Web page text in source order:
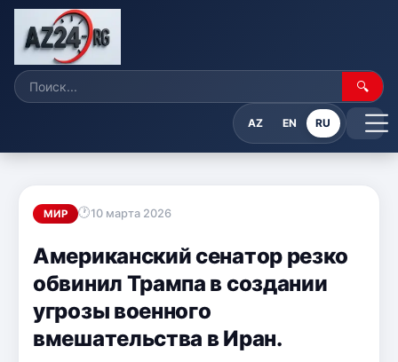
🔍
AZ EN RU
МИР 10 марта 2026
Американский сенатор резко
обвинил Трампа в создании
угрозы военного
вмешательства в Иран.